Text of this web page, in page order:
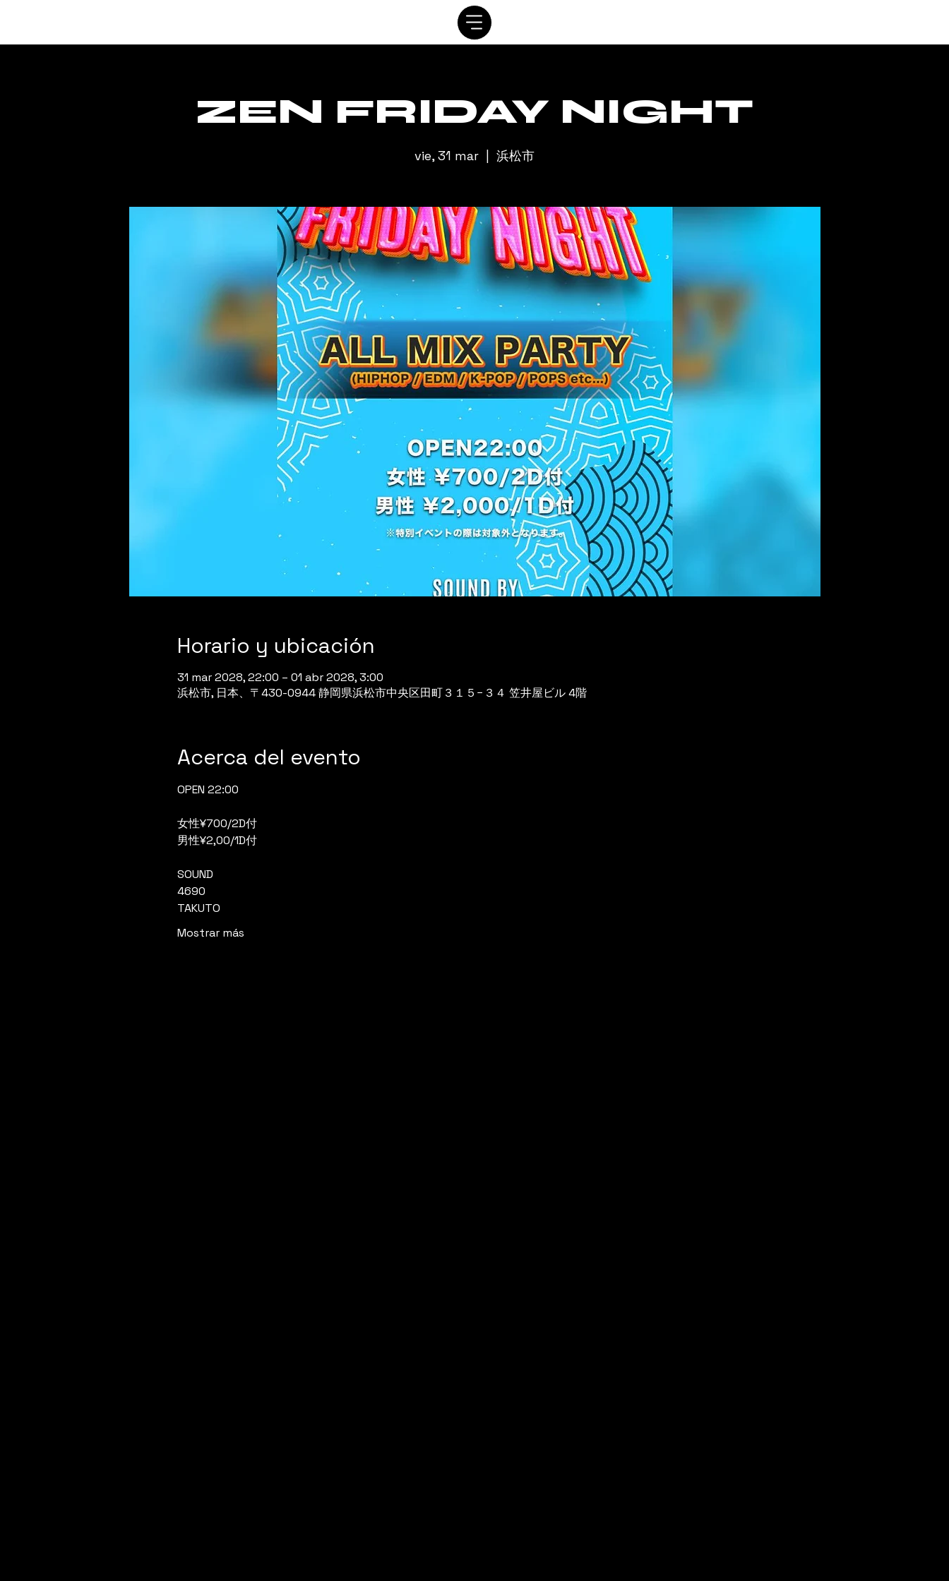
CRONOGRAMA personaje
ZEN FRIDAY NIGHT
vie, 31 mar 浜松市
Horario y ubicación
31 mar 2028, 22:00 – 01 abr 2028, 3:00
浜松市, 日本、〒430-0944 静岡県浜松市中央区田町３１５−３４ 笠井屋ビル 4階
Acerca del evento
OPEN 22:00
女性¥700/2D付
男性¥2,00/1D付
SOUND
4690
TAKUTO
Mostrar más